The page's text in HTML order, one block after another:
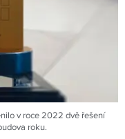
v roce 2022 dvě řešení
roku.